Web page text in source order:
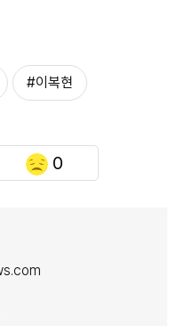
#이복현
0